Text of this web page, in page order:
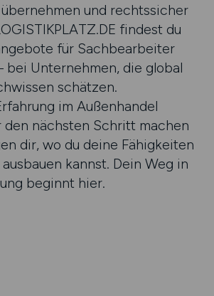
und rechtssicher
findest du
für Sachbearbeiter
bei Unternehmen, die global
schätzen.
im Außenhandel
nächsten Schritt machen
dir, wo du deine Fähigkeiten
kannst. Dein Weg in
beginnt hier.